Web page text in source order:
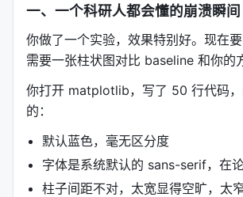
一、一个科研人都会懂的崩溃瞬间
你做了一个实验，效果特别好。现在要
需要一张柱状图对比 baseline 和你的
你打开 matplotlib，写了 50 行代码
的：
默认蓝色，毫无区分度
字体是系统默认的 sans-serif，在
柱子间距不对，太宽显得空旷，太